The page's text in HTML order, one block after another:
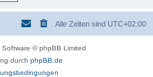
Alle Zeiten sind UTC+02:00
Software © phpBB Limited
durch phpBB.de